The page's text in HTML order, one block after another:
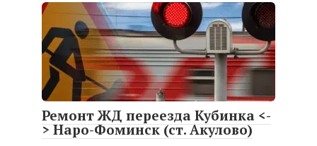
Ремонт ЖД переезда Кубинка <-
> Наро-Фоминск (ст. Акулово)